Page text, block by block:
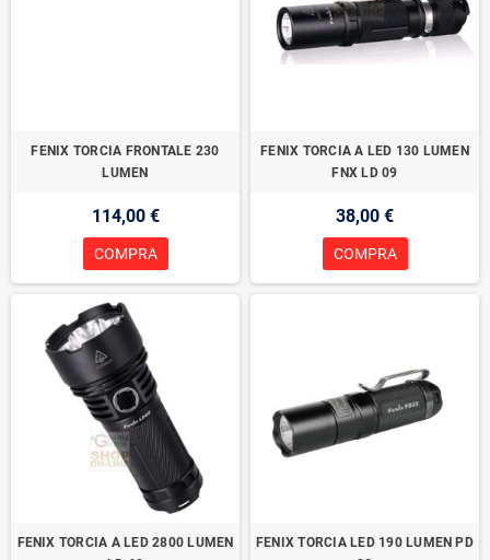
FENIX TORCIA FRONTALE 230
LUMEN
114,00 €
COMPRA
FENIX TORCIA A LED 130 LUMEN
FNX LD 09
38,00 €
COMPRA
FENIX TORCIA A LED 2800 LUMEN
FENIX TORCIA LED 190 LUMEN PD